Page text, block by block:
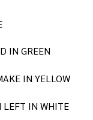
IN GREEN
IN YELLOW
LEFT IN WHITE